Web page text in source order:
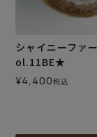
シャイニーファ
ol.11BE★
¥4,400税込